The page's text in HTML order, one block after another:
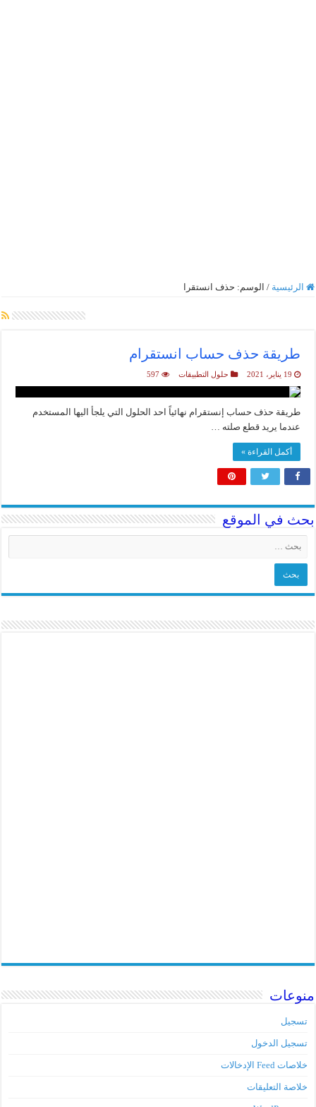
الرئيسية / الوسم: حذف انستقرا
طريقة حذف حساب انستقرام
19 يناير، 2021 حلول التطبيقات 597
طريقة حذف حساب إنستقرام نهائياً احد الحلول التي يلجأ اليها المستخدم
عندما يريد قطع صلته …
أكمل القراءة »
بحث في الموقع
منوعات
تسجيل
تسجيل الدخول
خلاصات Feed الإدخالات
خلاصة التعليقات